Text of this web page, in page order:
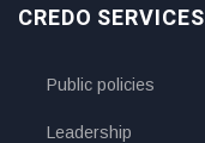
CREDO SERVICES
Public policies
Leadership